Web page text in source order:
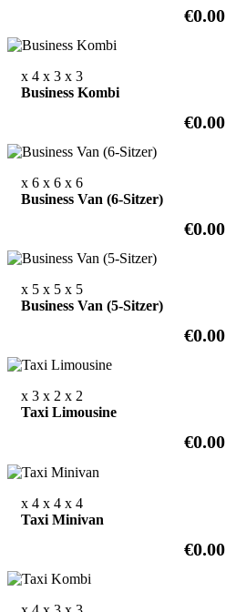
€0.00
x 4 x 3 x 3
Business Kombi
€0.00
x 6 x 6 x 6
Business Van (6-Sitzer)
€0.00
x 5 x 5 x 5
Business Van (5-Sitzer)
€0.00
x 3 x 2 x 2
Taxi Limousine
€0.00
x 4 x 4 x 4
Taxi Minivan
€0.00